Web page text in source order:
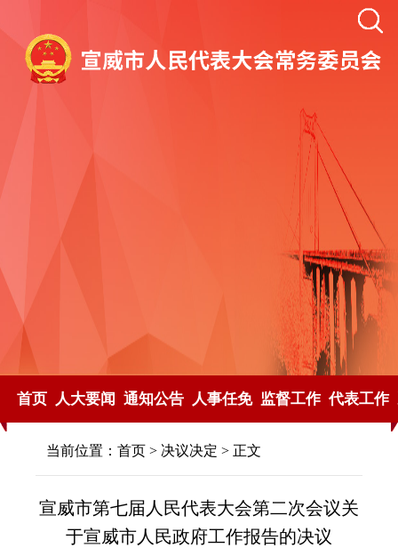
首页 人大要闻 通知公告 人事任免 监督工作 代表工作
当前位置： 首页 > 决议决定 > 正文
宣威市第七届人民代表大会第二次会议关
于宣威市人民政府工作报告的决议